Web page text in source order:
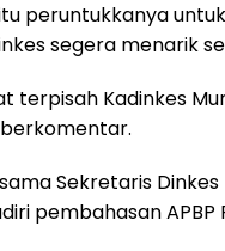
peruntukkanya
segera menarik
terpisah Kadinkes
Sekretaris
pembahasan APBP